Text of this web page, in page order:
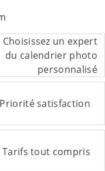
Choisissez un expert
du calendrier photo
personnalisé
Priorité satisfaction
Tarifs tout compris